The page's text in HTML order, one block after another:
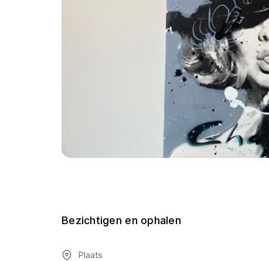
Bezichtigen en ophalen
Plaats